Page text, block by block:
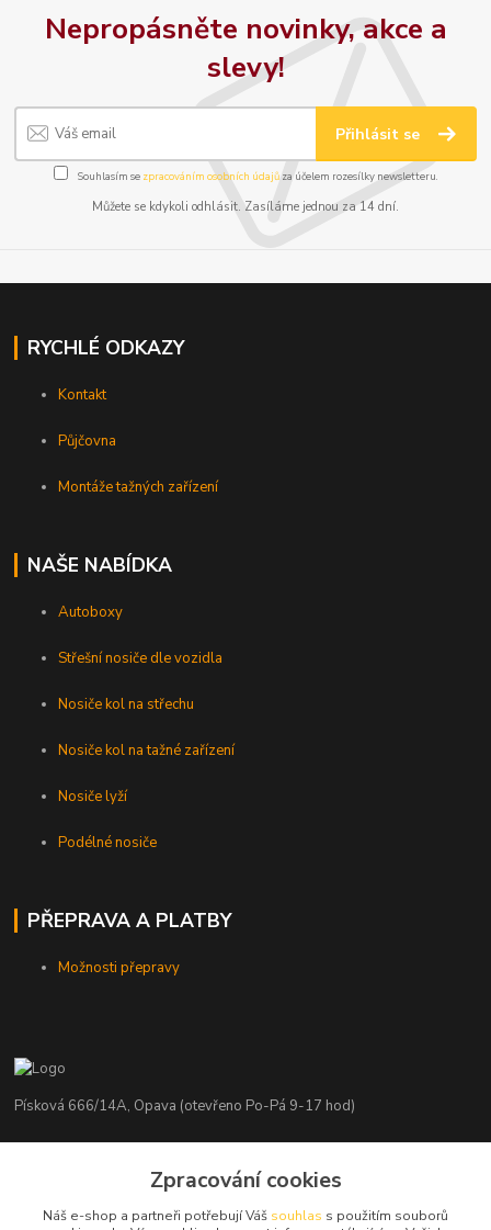
Nepropásněte novinky, akce a
slevy!
Přihlásit se
Souhlasím se zpracováním osobních údajůza účelem rozesílky newsletteru.
Můžete se kdykoli odhlásit. Zasíláme jednou za 14 dní.
RYCHLÉ ODKAZY
Kontakt
Půjčovna
Montáže tažných zařízení
NAŠE NABÍDKA
Autoboxy
Střešní nosiče dle vozidla
Nosiče kol na střechu
Nosiče kol na tažné zařízení
Nosiče lyží
Podélné nosiče
PŘEPRAVA A PLATBY
Možnosti přepravy
Písková 666/14A, Opava (otevřeno Po-Pá 9-17 hod)
+420 776 839 986Zpracování cookies
Náš e-shop a partneři potřebují Váš souhlas s použitím souborů